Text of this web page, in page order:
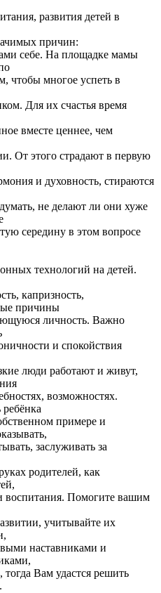
развития детей в
причин:
себе. На площадке мамы
чтобы многое успеть в
Для их счастья время
вместе ценнее, чем
От этого страдают в первую
и духовность, стираются
не делают ли они хуже
середину в этом вопросе
технологий на детей.
капризность,
причины
личность. Важно
и спокойствия
люди работают и живут,
возможностях.
примере и
заслуживать за
родителей, как
воспитания. Помогите вашим
учитывайте их
наставниками и
Вам удастся решить